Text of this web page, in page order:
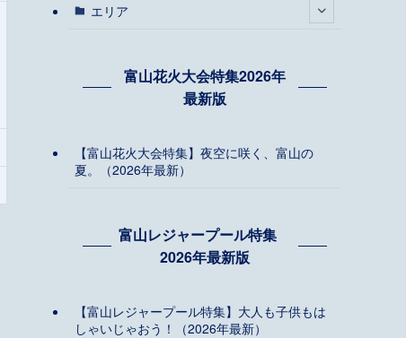
エリア
富山花火大会特集2026年
最新版
【富山花火大会特集】夜空に咲く、富山の
夏。（2026年最新）
富山レジャープール特集
2026年最新版
【富山レジャープール特集】大人も子供もは
しゃいじゃおう！（2026年最新）